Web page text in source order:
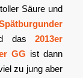
Säure und
das2013er
GG ist dann
zu jung aber